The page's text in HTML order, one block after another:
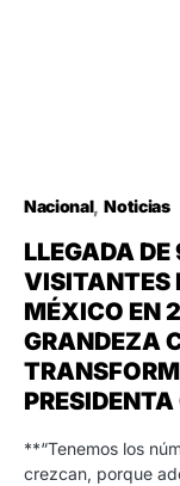
Nacional Noticias
LLEGADA
VISITANTES
MÉXICO EN
GRANDEZA
**“Tenemos los
crezcan, porque